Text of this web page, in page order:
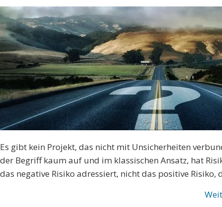
Es gibt kein Projekt, das nicht mit Unsicherheiten
der Begriff kaum auf und im klassischen Ansatz, hat
das negative Risiko adressiert, nicht das positive Risiko,